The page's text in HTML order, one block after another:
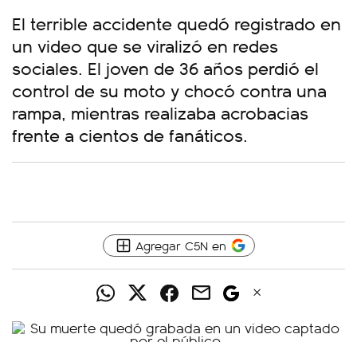
El terrible accidente quedó registrado en
un video que se viralizó en redes
sociales. El joven de 36 años perdió el
control de su moto y chocó contra una
rampa, mientras realizaba acrobacias
frente a cientos de fanáticos.
Agregar C5N en